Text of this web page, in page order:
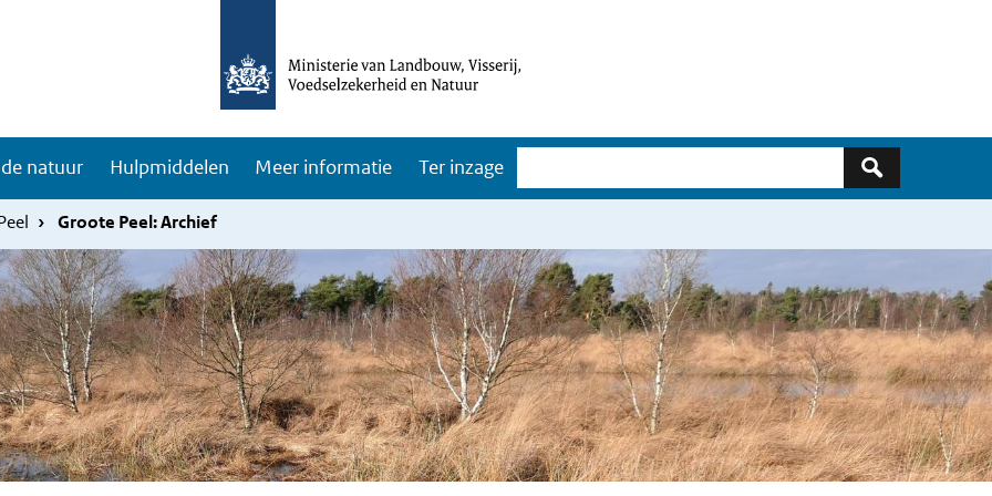
natuur Hulpmiddelen Meer informatie Ter inzage
Zoeken
Groote Peel: Archief